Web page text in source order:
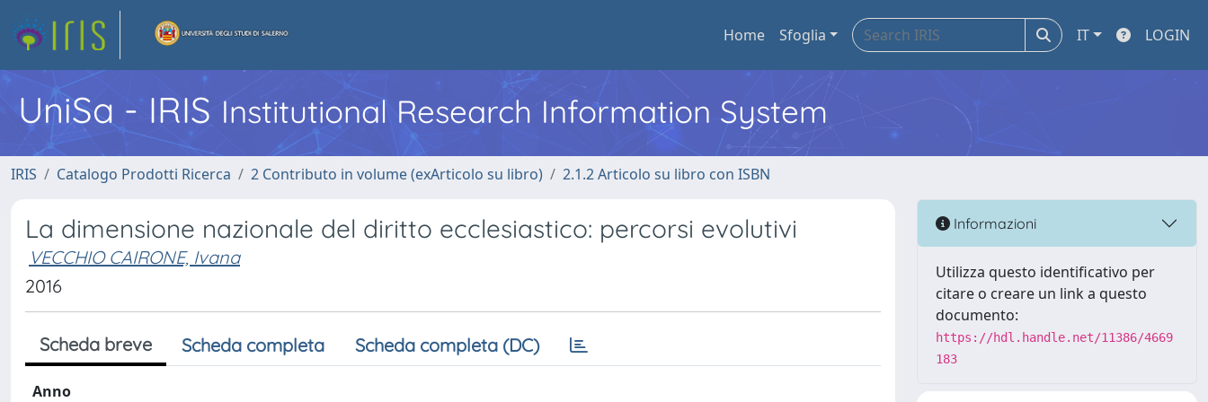
Home Sfoglia IT LOGIN
UniSa - IRIS Institutional Research Information System
IRIS Catalogo Prodotti Ricerca 2 Contributo in volume (exArticolo su libro) 2.1.2 Articolo su libro con ISBN
La dimensione nazionale del diritto ecclesiastico: percorsi evolutivi
VECCHIO CAIRONE, Ivana
2016
Scheda breve Scheda completa Scheda completa (DC)
Anno
Informazioni
Utilizza questo identificativo per
citare o creare un link a questo
documento:
https://hdl.handle.net/11386/4669
183